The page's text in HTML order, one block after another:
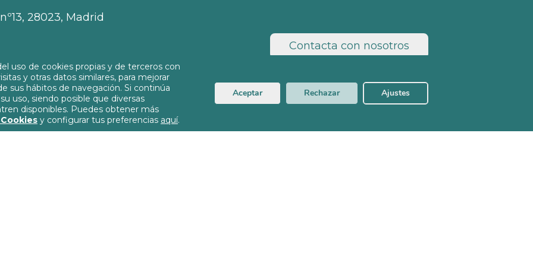
28023, Madrid
Contacta con nosotros
uso de cookies propias y de terceros con
y otras datos similares, para mejorar
sus hábitos de navegación. Si continúa
uso, siendo posible que diversas
disponibles. Puedes obtener más
y configurar tus preferencias aquí.
Aceptar Rechazar Ajustes